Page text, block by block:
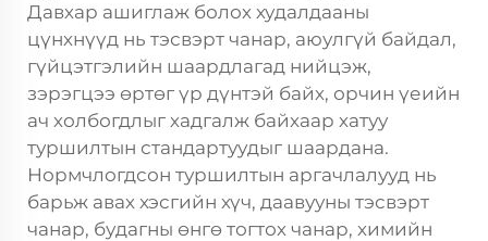
Давхар ашиглаж болох худалдааны
цүнхнүүд нь тэсвэрт чанар, аюулгүй байдал,
гүйцэтгэлийн шаардлагад нийцэж,
зэрэгцээ өртөг үр дүнтэй байх, орчин үеийн
ач холбогдлыг хадгалж байхаар хатуу
туршилтын стандартуудыг шаардана.
Нормчлогдсон туршилтын аргачлалууд нь
барьж авах хэсгийн хүч, даавууны тэсвэрт
чанар, будагны өнгө тогтох чанар, химийн